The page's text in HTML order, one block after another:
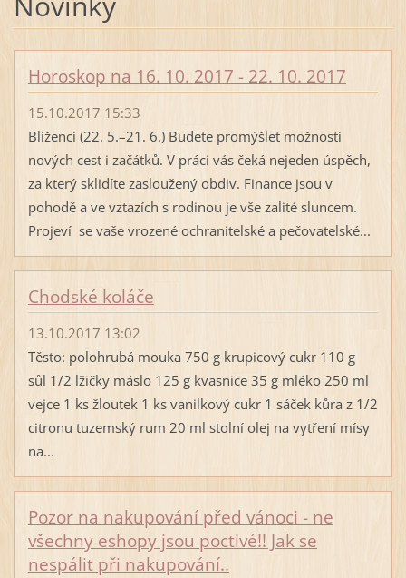
Horoskop na 16. 10. 2017 - 22. 10. 2017
15.10.2017 15:33
Blíženci (22. 5.–21. 6.) Budete promýšlet možnosti
nových cest i začátků. V práci vás čeká nejeden úspěch,
za který sklidíte zasloužený obdiv. Finance jsou v
pohodě a ve vztazích s rodinou je vše zalité sluncem.
Projeví se vaše vrozené ochranitelské a pečovatelské...
Chodské koláče
13.10.2017 13:02
Těsto: polohrubá mouka 750 g krupicový cukr 110 g
sůl 1/2 lžičky máslo 125 g kvasnice 35 g mléko 250 ml
vejce 1 ks žloutek 1 ks vanilkový cukr 1 sáček kůra z 1/2
citronu tuzemský rum 20 ml stolní olej na vytření mísy
na...
Pozor na nakupování před vánoci - ne
všechny eshopy jsou poctivé!! Jak se
nespálit při nakupování..